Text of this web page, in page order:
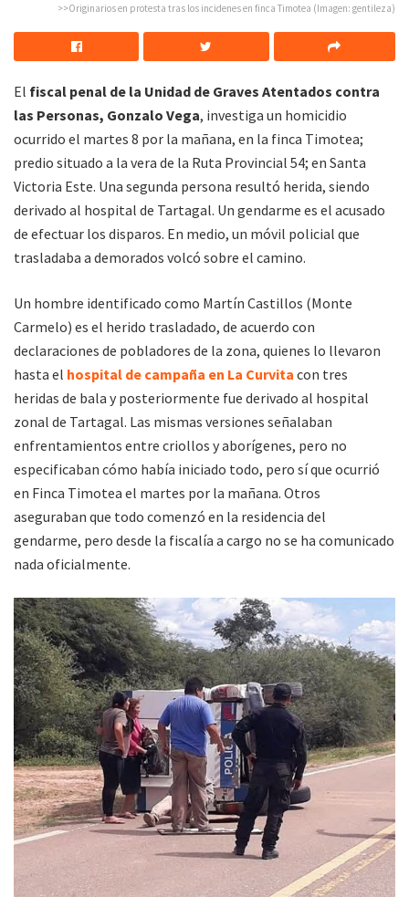
>>Originarios en protesta tras los incidenes en finca Timotea (Imagen: gentileza)
El fiscal penal de la Unidad de Graves Atentados contra
las Personas, Gonzalo Vega, investiga un homicidio
ocurrido el martes 8 por la mañana, en la finca Timotea;
predio situado a la vera de la Ruta Provincial 54; en Santa
Victoria Este. Una segunda persona resultó herida, siendo
derivado al hospital de Tartagal. Un gendarme es el acusado
de efectuar los disparos. En medio, un móvil policial que
trasladaba a demorados volcó sobre el camino.
Un hombre identificado como Martín Castillos (Monte
Carmelo) es el herido trasladado, de acuerdo con
declaraciones de pobladores de la zona, quienes lo llevaron
hasta el hospital de campaña en La Curvita con tres
heridas de bala y posteriormente fue derivado al hospital
zonal de Tartagal. Las mismas versiones señalaban
enfrentamientos entre criollos y aborígenes, pero no
especificaban cómo había iniciado todo, pero sí que ocurrió
en Finca Timotea el martes por la mañana. Otros
aseguraban que todo comenzó en la residencia del
gendarme, pero desde la fiscalía a cargo no se ha comunicado
nada oficialmente.